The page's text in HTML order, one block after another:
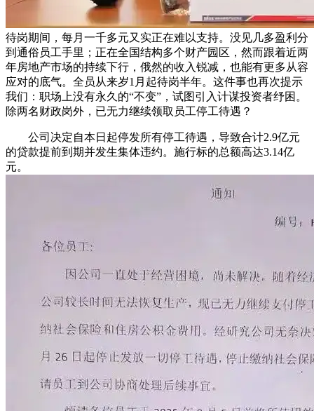
待岗期间，每月一千多元又实正在难以支持。没见几多盈利分
到通俗员工手里；正在全国结构多个财产园区，然而跟着近两
年房地产市场的持续下行，俄然的收入锐减，也能有更多从容
应对的底气。全员从来岁1月起待岗半年。这件事也再次提示
我们：职场上没有永久的“不变”，试图引入计谋投资者纾困。
除两名财政岗外，已无力继续领取员工停工待遇？
公司决定自本日起停发所有停工待遇，导致合计2.9亿元
的贷款提前到期并发生集体违约。施行标的总额高达3.14亿
元。